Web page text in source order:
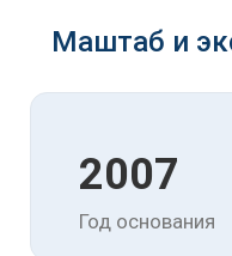
Маштаб и
2007
Год основания